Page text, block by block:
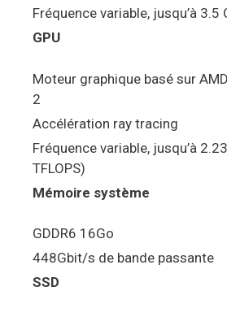
Fréquence variable, jusqu’à 3.5
GPU
Moteur graphique basé sur
2
Accélération ray tracing
Fréquence variable, jusqu’à
TFLOPS)
Mémoire système
GDDR6 16Go
448Gbit/s de bande passante
SSD